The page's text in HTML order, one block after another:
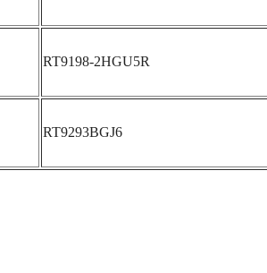
RT9198-2HGU5R
RT9293BGJ6